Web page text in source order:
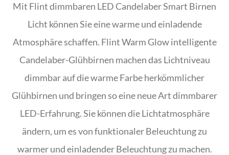
Mit Flint dimmbaren LED Candelaber Smart Birnen
Licht können Sie eine warme und einladende
Atmosphäre schaffen. Flint Warm Glow intelligente
Candelaber-Glühbirnen machen das Lichtniveau
dimmbar auf die warme Farbe herkömmlicher
Glühbirnen und bringen so eine neue Art dimmbarer
LED-Erfahrung. Sie können die Lichtatmosphäre
ändern, um es von funktionaler Beleuchtung zu
warmer und einladender Beleuchtung zu machen.